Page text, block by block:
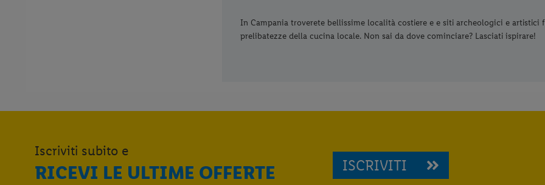
In Campania troverete bellissime località costiere e e siti archeologici e
prelibatezze della cucina locale. Non sai da dove cominciare? Lasciati ispirare!
Iscriviti subito e
RICEVI LE ULTIME OFFERTE ISCRIVITI